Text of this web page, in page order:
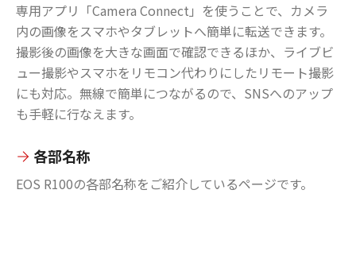
専用アプリ「Camera Connect」を使うことで、カメラ
内の画像をスマホやタブレットへ簡単に転送できます。
撮影後の画像を大きな画面で確認できるほか、ライブビ
ュー撮影やスマホをリモコン代わりにしたリモート撮影
にも対応。無線で簡単につながるので、SNSへのアップ
も手軽に行なえます。
各部名称
EOS R100の各部名称をご紹介しているページです。